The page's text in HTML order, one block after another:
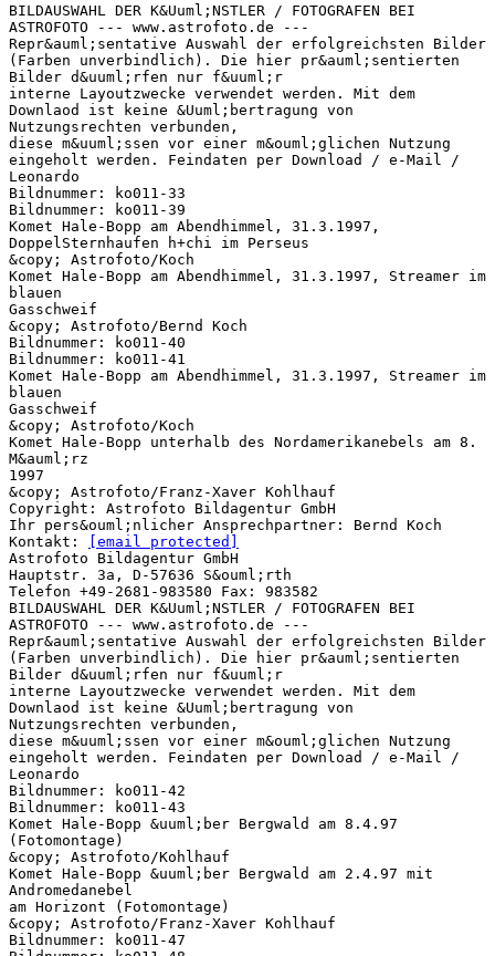
BILDAUSWAHL DER K&Uuml;NSTLER / FOTOGRAFEN BEI
ASTROFOTO --- www.astrofoto.de ---
Repr&auml;sentative Auswahl der erfolgreichsten Bilder
(Farben unverbindlich). Die hier pr&auml;sentierten
Bilder d&uuml;rfen nur f&uuml;r
interne Layoutzwecke verwendet werden. Mit dem
Downlaod ist keine &Uuml;bertragung von
Nutzungsrechten verbunden,
diese m&uuml;ssen vor einer m&ouml;glichen Nutzung
eingeholt werden. Feindaten per Download / e-Mail /
Leonardo
Bildnummer: ko011-33
Bildnummer: ko011-39
Komet Hale-Bopp am Abendhimmel, 31.3.1997,
DoppelSternhaufen h+chi im Perseus
&copy; Astrofoto/Koch
Komet Hale-Bopp am Abendhimmel, 31.3.1997, Streamer im
blauen
Gasschweif
&copy; Astrofoto/Bernd Koch
Bildnummer: ko011-40
Bildnummer: ko011-41
Komet Hale-Bopp am Abendhimmel, 31.3.1997, Streamer im
blauen
Gasschweif
&copy; Astrofoto/Koch
Komet Hale-Bopp unterhalb des Nordamerikanebels am 8.
M&auml;rz
1997
&copy; Astrofoto/Franz-Xaver Kohlhauf
Copyright: Astrofoto Bildagentur GmbH
Ihr pers&ouml;nlicher Ansprechpartner: Bernd Koch
Kontakt:
[email protected]
Astrofoto Bildagentur GmbH
Hauptstr. 3a, D-57636 S&ouml;rth
Telefon +49-2681-983580 Fax: 983582
BILDAUSWAHL DER K&Uuml;NSTLER / FOTOGRAFEN BEI
ASTROFOTO --- www.astrofoto.de ---
Repr&auml;sentative Auswahl der erfolgreichsten Bilder
(Farben unverbindlich). Die hier pr&auml;sentierten
Bilder d&uuml;rfen nur f&uuml;r
interne Layoutzwecke verwendet werden. Mit dem
Downlaod ist keine &Uuml;bertragung von
Nutzungsrechten verbunden,
diese m&uuml;ssen vor einer m&ouml;glichen Nutzung
eingeholt werden. Feindaten per Download / e-Mail /
Leonardo
Bildnummer: ko011-42
Bildnummer: ko011-43
Komet Hale-Bopp &uuml;ber Bergwald am 8.4.97
(Fotomontage)
&copy; Astrofoto/Kohlhauf
Komet Hale-Bopp &uuml;ber Bergwald am 2.4.97 mit
Andromedanebel
am Horizont (Fotomontage)
&copy; Astrofoto/Franz-Xaver Kohlhauf
Bildnummer: ko011-47